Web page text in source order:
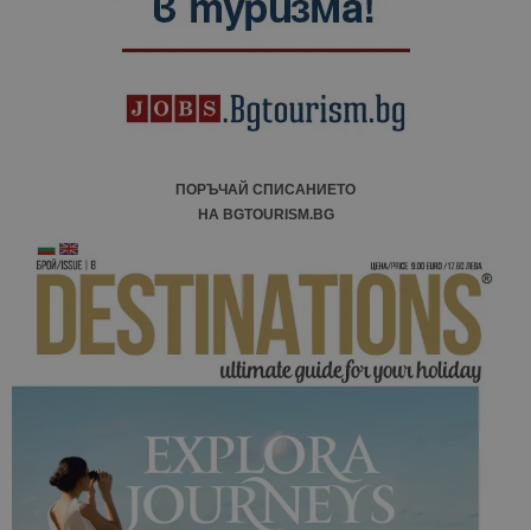
ПОРЪЧАЙ СПИСАНИЕТО
НА BGTOURISM.BG